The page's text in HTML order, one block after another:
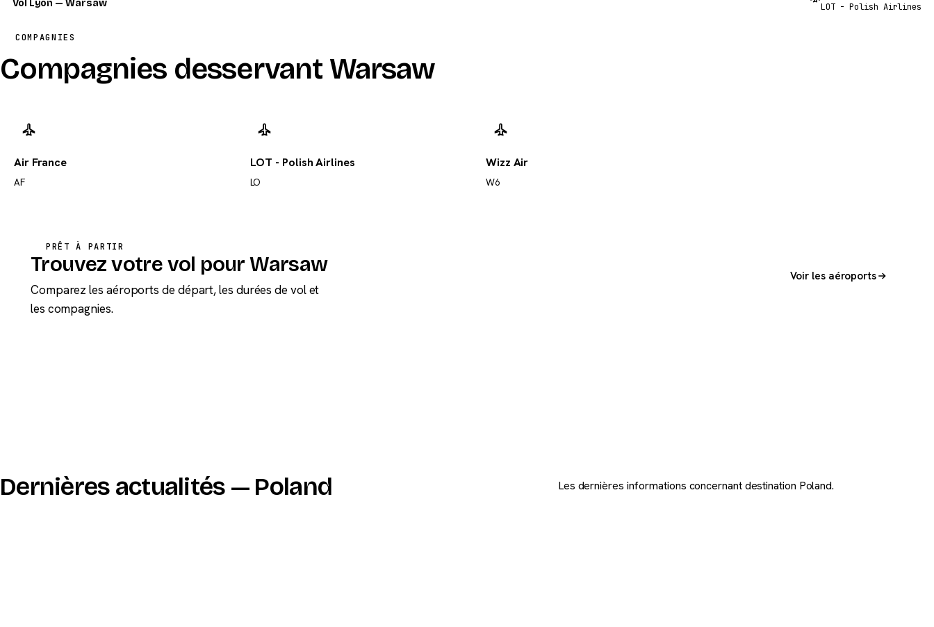
Vol Lyon — Warsaw
LOT - Polish Airlines
COMPAGNIES
Compagnies desservant Warsaw
Air France
AF
LOT - Polish Airlines
LO
Wizz Air
W6
PRÊT À PARTIR
Trouvez votre vol pour Warsaw
Comparez les aéroports de départ, les durées de vol et
les compagnies.
Voir les aéroports
Dernières actualités — Poland Les dernières informations concernant destination Poland.